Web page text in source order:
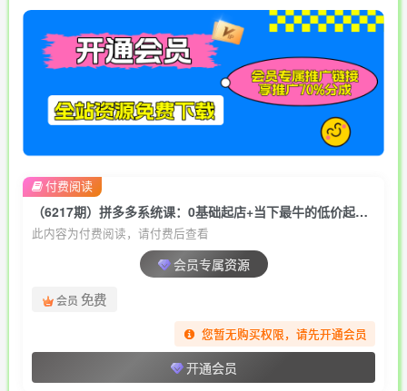
（6217期）拼多多系统课：0基础起店+当下最牛的低价起量玩法+简单粗暴的动销玩法
此内容为付费阅读，请付费后查看
会员专属资源
会员 免费
您暂无购买权限，请先开通会员
开通会员
付费阅读